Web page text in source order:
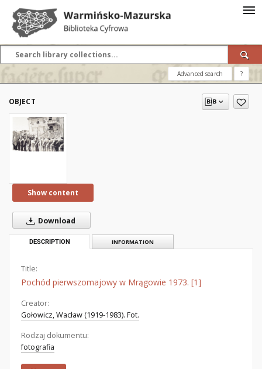
Advanced search ?
OBJECT
Show content
Download
DESCRIPTION INFORMATION
Title:
Pochód pierwszomajowy w Mrągowie 1973. [1]
Creator:
Gołowicz, Wacław (1919-1983). Fot.
Rodzaj dokumentu:
fotografia